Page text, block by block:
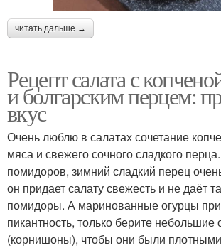
читать дальше →
Рецепт салата с
и болгарским перцем:
вкус
Очень люблю в салатах сочетание
мяса и свежего сочного сладкого
помидоров, зимний сладкий перец
он придает салату свежесть и не даёт
помидоры. А маринованные огурцы
пикантность, только берите небольшие
(корнишоны), чтобы они были